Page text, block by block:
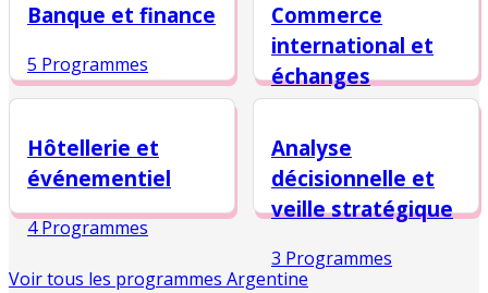
12 Programmes
Banque et finance
5 Programmes
Commerce
international et
échanges
mondiaux
5 Programmes
Hôtellerie et
événementiel
4 Programmes
Analyse
décisionnelle et
veille stratégique
3 Programmes
Voir tous les programmes Argentine